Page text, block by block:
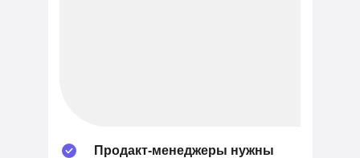
Продакт-менеджеры нужны